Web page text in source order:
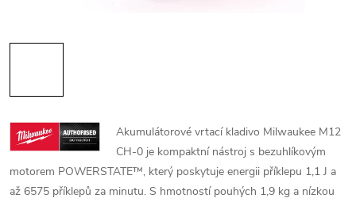
Akumulátorové vrtací kladivo Milwaukee M12
CH-0 je kompaktní nástroj s bezuhlíkovým
motorem POWERSTATE™, který poskytuje energii příklepu 1,1 J a
až 6575 příklepů za minutu. S hmotností pouhých 1,9 kg a nízkou